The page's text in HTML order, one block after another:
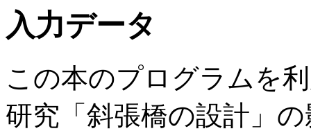
入力データ
この本のプログラムを
研究「斜張橋の設計」